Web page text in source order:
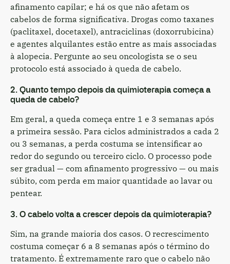
afinamento capilar; e há os que não afetam os
cabelos de forma significativa. Drogas como taxanes
(paclitaxel, docetaxel), antraciclinas (doxorrubicina)
e agentes alquilantes estão entre as mais associadas
à alopecia. Pergunte ao seu oncologista se o seu
protocolo está associado à queda de cabelo.
2. Quanto tempo depois da quimioterapia começa a
queda de cabelo?
Em geral, a queda começa entre 1 e 3 semanas após
a primeira sessão. Para ciclos administrados a cada 2
ou 3 semanas, a perda costuma se intensificar ao
redor do segundo ou terceiro ciclo. O processo pode
ser gradual — com afinamento progressivo — ou mais
súbito, com perda em maior quantidade ao lavar ou
pentear.
3. O cabelo volta a crescer depois da quimioterapia?
Sim, na grande maioria dos casos. O recrescimento
costuma começar 6 a 8 semanas após o término do
tratamento. É extremamente raro que o cabelo não